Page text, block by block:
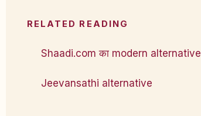
RELATED READING
Shaadi.com का modern alternative
Jeevansathi alternative